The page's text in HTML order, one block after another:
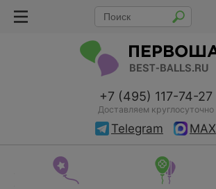
+7 (495) 117-74-27
Доставляем круглосуточно
Telegram MAX